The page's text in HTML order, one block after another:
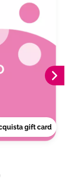
gift card